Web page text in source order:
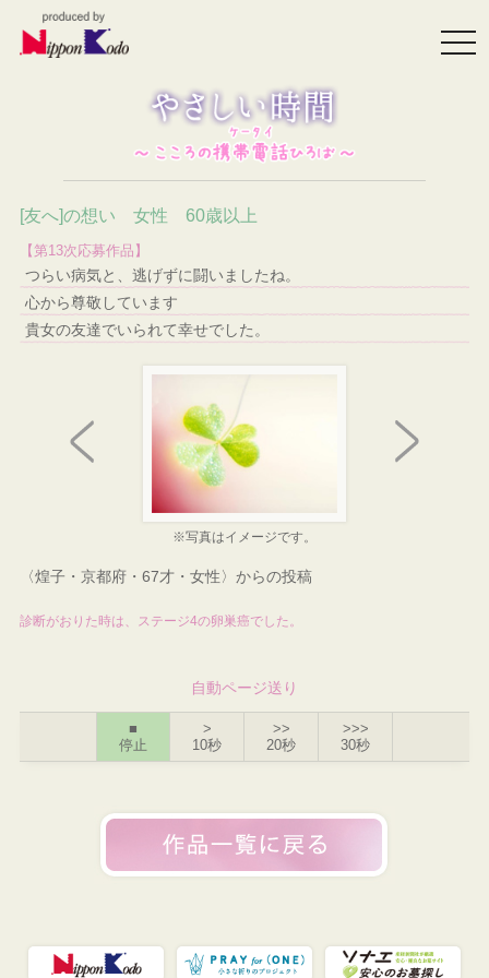
[友へ]の想い 女性 60歳以上
【第13次応募作品】
つらい病気と、逃げずに闘いましたね。
心から尊敬しています
貴女の友達でいられて幸せでした。
※写真はイメージです。
〈煌子・京都府・67才・女性〉からの投稿
診断がおりた時は、ステージ4の卵巣癌でした。
自動ページ送り
■
停止
>
10秒
>>
20秒
>>>
30秒